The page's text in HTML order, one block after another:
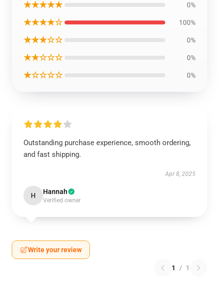
★★★★★ 0%
★★★★☆ 100%
★★★☆☆ 0%
★★☆☆☆ 0%
★☆☆☆☆ 0%
Outstanding purchase experience, smooth ordering,
and fast shipping.
Apr 8, 2025
H Hannah
Verified owner
Write your review
1 / 1